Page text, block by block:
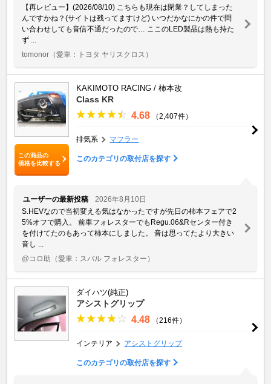
【再レビュー】(2026/08/10) こちらも現在は閉業？してしまった
んですかね？(サイトは残ってますけど) いつだかなにかの件で問
い合わせしても音信不通だったので… ここのLED製品は熱も持た
ず ...
tomonor （愛車：トヨタ ヤリスクロス）
この商品の
価格を比較する
KAKIMOTO RACING / 柿本改
Class KR
4.68 （2,407件）
排気系 マフラー
このカテゴリの取付店を探す
ユーザーの最新投稿
2026年8月10日
S.HEVなので当初変える気はなかったですが先日の柿本フェアで2
5%オフで購入。 前車フォレスターでもRegu.06&Rセンター付き
を付けてたのもあって柿本にしました。 音は思ってたより大きい
音し ...
@コロ助 （愛車：スバル フォレスター）
ダイハツ(純正)
アシストグリップ
4.48 （216件）
インテリア アシストグリップ
このカテゴリの取付店を探す